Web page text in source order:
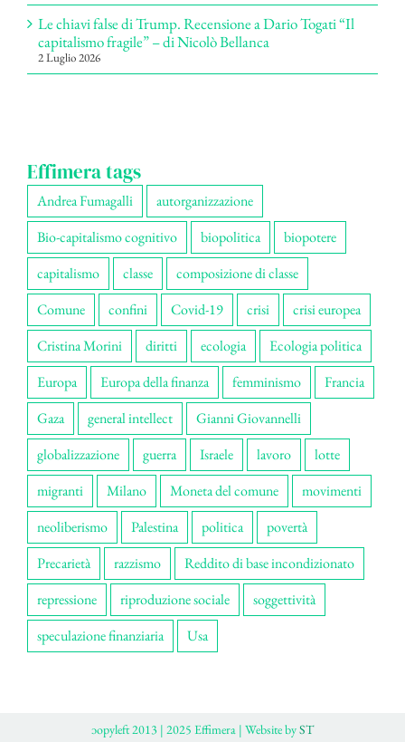
Le chiavi false di Trump. Recensione a Dario Togati “Il
capitalismo fragile” – di Nicolò Bellanca
2 Luglio 2026
Effimera tags
Andrea Fumagalli
autorganizzazione
Bio-capitalismo cognitivo
biopolitica
biopotere
capitalismo
classe
composizione di classe
Comune
confini Covid-19 crisi
crisi europea
Cristina Morini
diritti ecologia
Ecologia politica
Europa
Europa della finanza femminismo
Francia
Gaza
general intellect
Gianni Giovannelli
globalizzazione
guerra Israele lavoro
lotte
migranti
Milano Moneta del comune
movimenti
neoliberismo
Palestina politica
povertà
Precarietà
razzismo
Reddito di base incondizionato
repressione
riproduzione sociale
soggettività
speculazione finanziaria
Usa
ɔopyleft 2013 | 2025 Effimera | Website byST